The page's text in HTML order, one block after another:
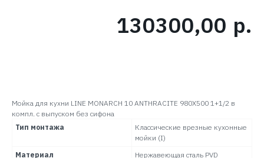
130300,00 р.
Мойка для кухни LINE MONARCH 10 ANTHRACITE 980X500 1+1/2 в
компл. с выпуском без сифона
Тип монтажа
Классические врезные кухонные
мойки (I)
Материал
Нержавеющая сталь PVD